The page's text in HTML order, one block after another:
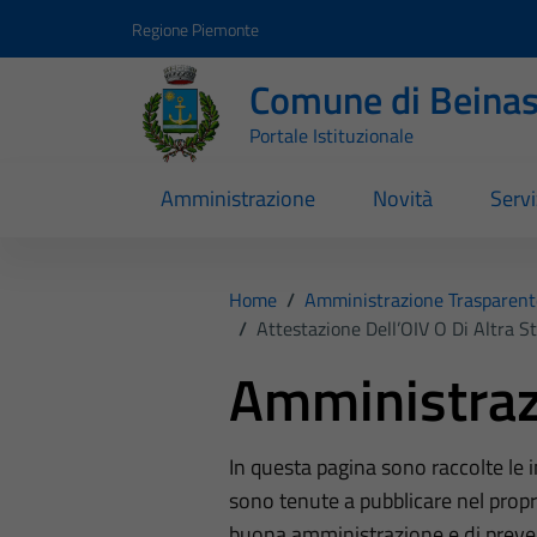
Regione Piemonte
Comune di
Portale Istituzionale
Amministrazione Novità
Home / Amministrazione
/ Attestazione Dell’OIV O Di Altra
In questa pagina sono raccolte
sono tenute a pubblicare nel